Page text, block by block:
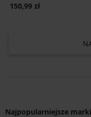
150,99 zł
Najpopularniejsze marki